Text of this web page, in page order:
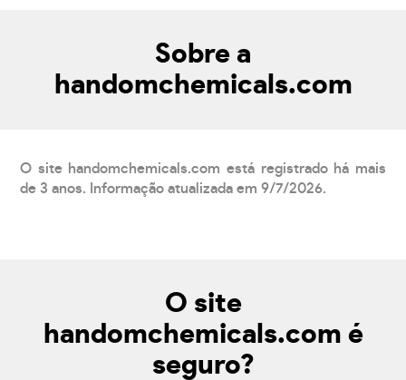
Sobre a
handomchemicals.com
O site handomchemicals.com está registrado há mais
de 3 anos. Informação atualizada em 9/7/2026.
O site
handomchemicals.com é
seguro?